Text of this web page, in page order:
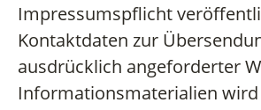
Impressumspflicht
Kontaktdaten zur
ausdrücklich angeforderter
Informationsmaterialien